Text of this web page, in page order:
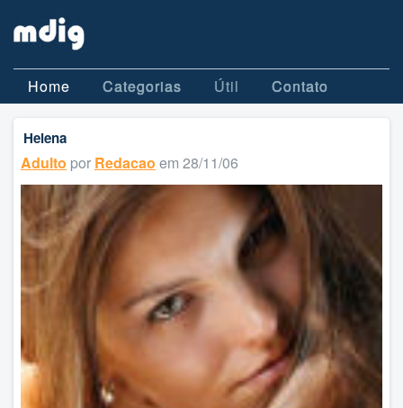
Home Categorias Útil Contato
Helena
Adulto por Redacao em 28/11/06